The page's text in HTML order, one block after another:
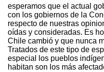
esperamos que el actual
con los gobiernos de la
respecto de nuestras
oídas y consideradas. Es
Chile cambió y que nunca
Tratados de este tipo de
especial los pueblos
habitan son los más